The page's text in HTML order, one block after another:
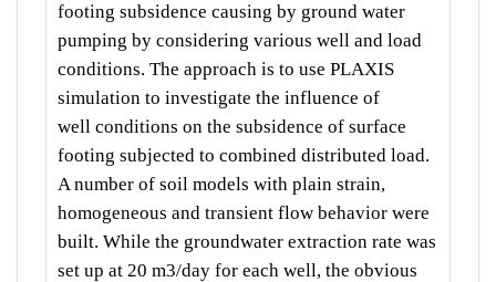
footing subsidence causing by ground water
pumping by considering various well and load
conditions. The approach is to use PLAXIS
simulation to investigate the influence of
well conditions on the subsidence of surface
footing subjected to combined distributed load.
A number of soil models with plain strain,
homogeneous and transient flow behavior were
built. While the groundwater extraction rate was
set up at 20 m3/day for each well, the obvious